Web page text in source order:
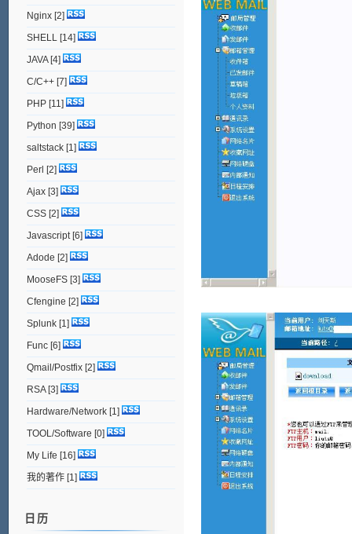
Nginx[2]
SHELL [14]
JAVA[4]
C/C++[7]
PHP[11]
Python [39]
saltstack[1]
Perl [2]
Ajax[3]
CSS[2]
Javascript[6]
Adode [2]
MooseFS[3]
Cfengine [2]
Splunk[1]
Func[6]
Qmail/Postfix[2]
RSA[3]
Hardware/Network[1]
TOOL/Software [0]
My Life [16]
我的著作[1]
日历